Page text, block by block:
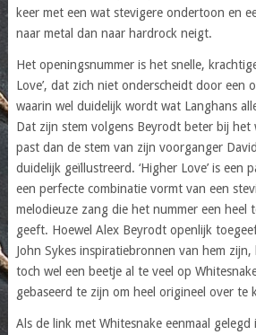
keer met een wat stevigere ondertoon en
naar metal dan naar hardrock neigt.
Het openingsnummer is het snelle,
Love’, dat zich niet onderscheidt door een
waarin wel duidelijk wordt wat Langhans
Dat zijn stem volgens Beyrodt beter bij het
past dan de stem van zijn voorganger
duidelijk geïllustreerd. ‘Higher Love’ is een
een perfecte combinatie vormt van een
melodieuze zang die het nummer een heel
geeft. Hoewel Alex Beyrodt openlijk
John Sykes inspiratiebronnen van hem zijn,
toch wel een beetje al te veel op
gebaseerd te zijn om heel origineel over te
Als de link met Whitesnake eenmaal